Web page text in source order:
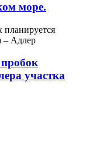
море.
участка